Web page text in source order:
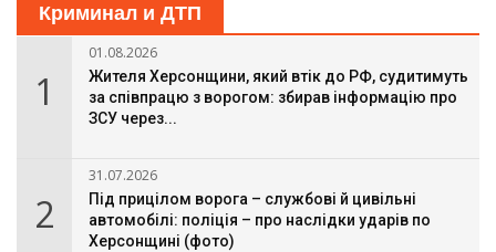
Криминал и ДТП
1
01.08.2026
Жителя Херсонщини, який втік до РФ, судитимуть
за співпрацю з ворогом: збирав інформацію про
ЗСУ через...
2
31.07.2026
Під прицілом ворога – службові й цивільні
автомобілі: поліція – про наслідки ударів по
Херсонщині (фото)